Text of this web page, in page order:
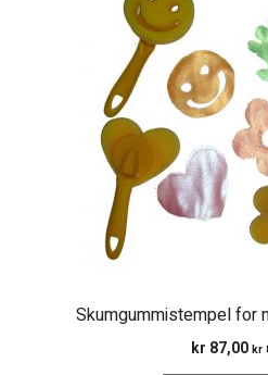
Skumgummistempel for
kr 87,00 kr